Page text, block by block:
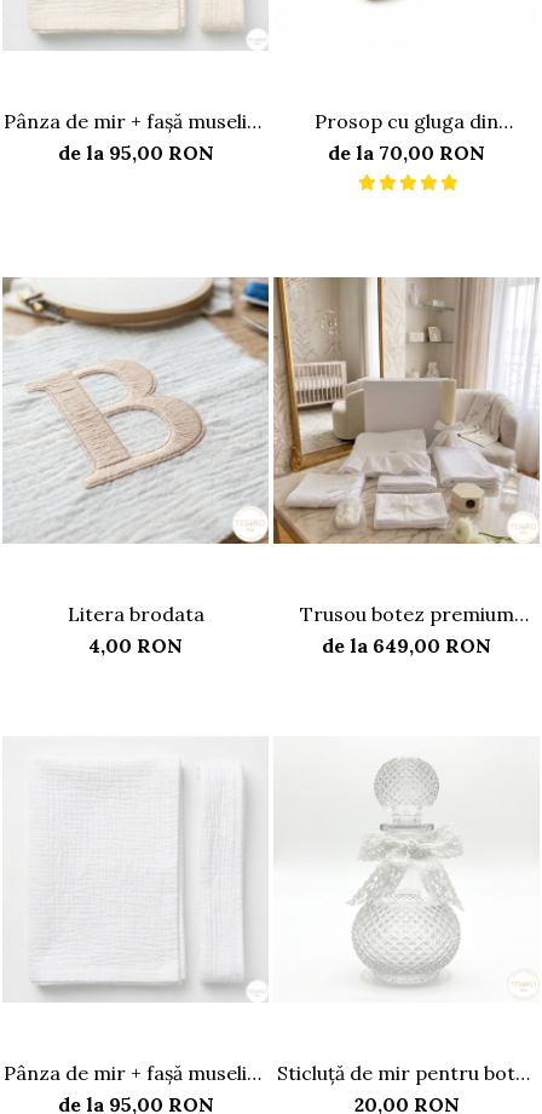
Pânza de mir + fașă muselină
premium Alb perlat (ivory)
de la 95,00 RON
Prosop cu gluga din
muselina alb
de la 70,00 RON
Litera brodata
4,00 RON
Trusou botez premium
complet din muselină
de la 649,00 RON
Pânza de mir + fașă muselină
premium
de la 95,00 RON
Sticluță de mir pentru botez
– cristal rotund
20,00 RON